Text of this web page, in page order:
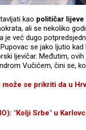
kao političar
ali se nekoliko
je već dugo
se jako ljutio
ljevičar. Međutim,
Vučićem, čini se,
može se prikriti da u
"Kolji Srbe" u